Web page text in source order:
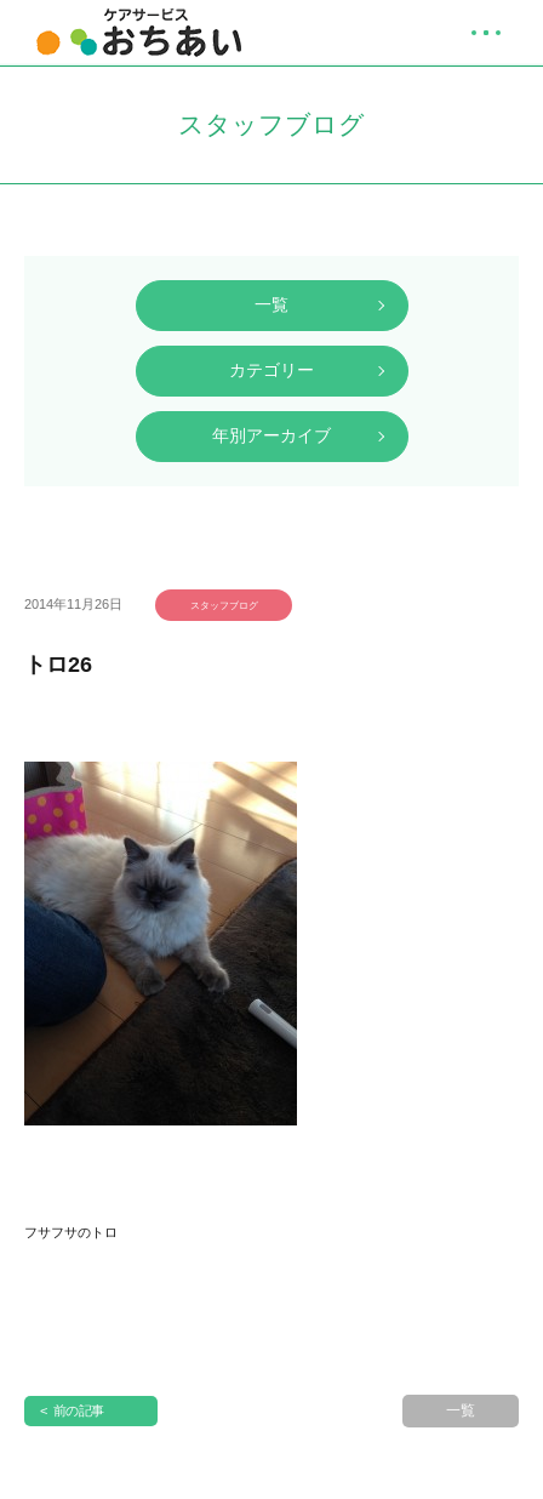
スタッフブログ
一覧
カテゴリー
年別アーカイブ
2014年11月26日 スタッフブログ
トロ26
フサフサのトロ
< 前の記事 一覧